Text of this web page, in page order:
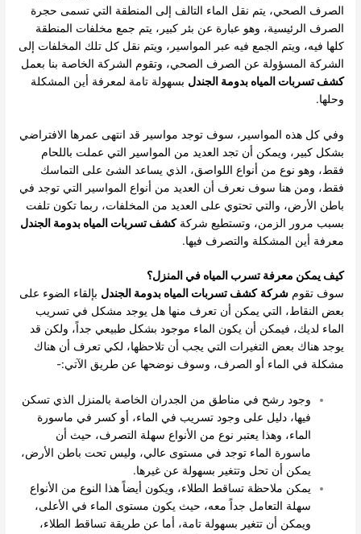
الصرف الصحي، يتم نقل الماء التالف إلى المنطقة التي تسمى حجرة
الصرف الرئيسية، وهو عبارة عن بئر كبير، يتم جمع مخلفات المنطقة
كلها فيه، ويتم الجمع فيه عبر المواسير، ويتم نقل كل تلك المخلفات إلى
الشركة المسؤولة عن الصرف الصحي، وتقوم الشركة الخاصة بنا بعمل
كشف تسربات المياه بدومة الجندل بسهولة تامة لمعرفة أين المشكلة
وحلها.
وفي كل هذه المواسير، سوف توجد مواسير قد انتهى عمرها الافتراضي
بشكل كبير، ويمكن أن تجد العديد من المواسير التي عملت باللحام
فقط، وهو نوع من أنواع اللواصق، الذي يساعد الشئ على التماسك
فقط، ومن هنا سوف نعرف أن العديد من أنواع المواسير التي توجد في
باطن الأرض، والتي تحتوي على العديد من المخلفات، ربما تكون تلفت
بسبب مرور الزمن، وتستطيع شركةكشف تسربات المياه بدومة الجندل
معرفة أين المشكلة والتصرف فيها.
كيف يمكن معرفة تسرب المياه في المنزل؟
سوف تقومشركة كشف تسربات المياه بدومة الجندل بإلقاء الضوء على
بعض النقاط، التي يمكن أن تعرف منها هل يوجد مشكل في تسريب
الماء لديك، فيمكن أن يكون الماء موجود بشكل طبيعي جداً، ولكن قد
يوجد هناك بعض التغيرات التي يجب أن تلاحظها، لكي تعرف أن هناك
مشكلة في الماء أو الصرف، وسوف نوضحها عن طريق الآتي:-
وجود رشح في مناطق من الجدران الخاصة بالمنزل الذي تسكن
فيها، دليل على وجود تسريب في الماء، أو كسر في ماسورة
الماء، وهذا يعتبر نوع من الأنواع سهلة التصرف، حيث أن
ماسورة الماء توجد في مستوى عالي، وليس تحت باطن الأرض،
يمكن أن تحل وتتغير بسهولة عن غيرها.
يمكن ملاحظة تساقط الطلاء، ويكون أيضاً هذا النوع من الأنواع
سهلة التعامل جداً معه، حيث يكون مستوى الماء في الأعلى،
ويمكن أن تتغير بسهولة تامة، أما عن طريقة تساقط الطلاء،